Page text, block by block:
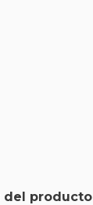
del producto